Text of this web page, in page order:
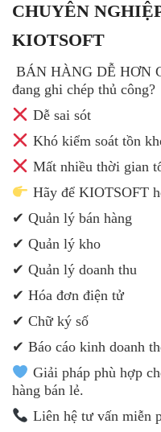
CHUYÊN
KIOTSOFT
BÁN HÀNG DỄ HƠN
đang ghi chép thủ công?
Dễ sai sót
Khó kiểm soát tồn
Mất nhiều thời gian
Hãy để KIOTSOFT
✔ Quản lý bán hàng
✔ Quản lý kho
✔ Quản lý doanh thu
✔ Hóa đơn điện tử
✔ Chữ ký số
✔ Báo cáo kinh doanh
Giải pháp phù hợp
hàng bán lẻ.
Liên hệ tư vấn miễn